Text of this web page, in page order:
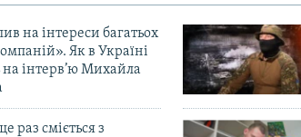
на інтереси багатьох
Як в Україні
на інтерв’ю Михайла
раз сміється з